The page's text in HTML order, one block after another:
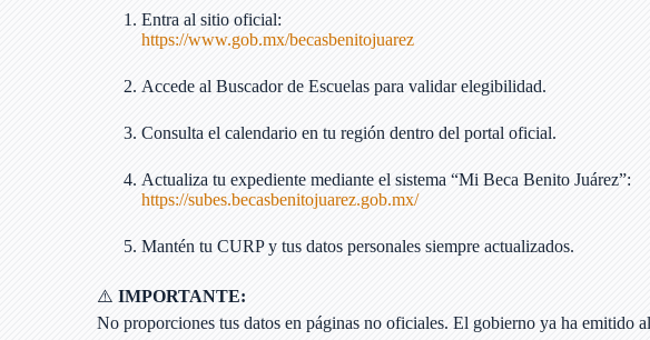
Entra al sitio oficial:
https://www.gob.mx/becasbenitojuarez
Accede al Buscador de Escuelas para validar elegibilidad.
Consulta el calendario en tu región dentro del portal oficial.
Actualiza tu expediente mediante el sistema “Mi Beca Benito Juárez”:
https://subes.becasbenitojuarez.gob.mx/
Mantén tu CURP y tus datos personales siempre actualizados.
⚠️ IMPORTANTE:
No proporciones tus datos en páginas no oficiales. El gobierno ya ha emitido